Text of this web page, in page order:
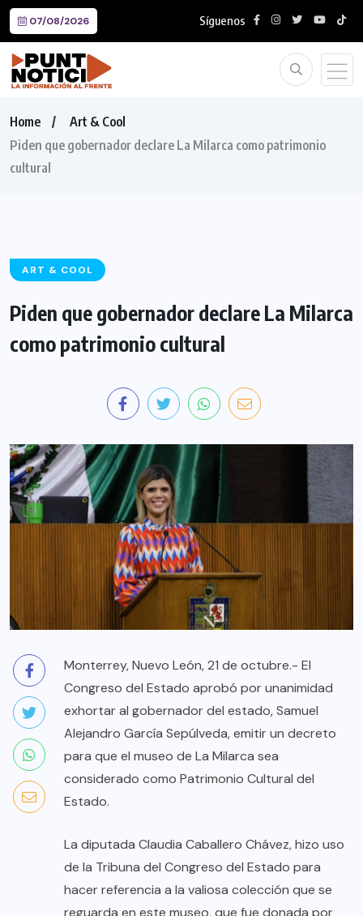
07/08/2026 Síguenos
Home
Art & Cool
Piden que gobernador declare La Milarca como patrimonio
cultural
ART & COOL
Piden que gobernador declare La Milarca
como patrimonio cultural
Monterrey, Nuevo León, 21 de octubre.- El
Congreso del Estado aprobó por unanimidad
exhortar al gobernador del estado, Samuel
Alejandro García Sepúlveda, emitir un decreto
para que el museo de La Milarca sea
considerado como Patrimonio Cultural del
Estado.
La diputada Claudia Caballero Chávez, hizo uso
de la Tribuna del Congreso del Estado para
hacer referencia a la valiosa colección que se